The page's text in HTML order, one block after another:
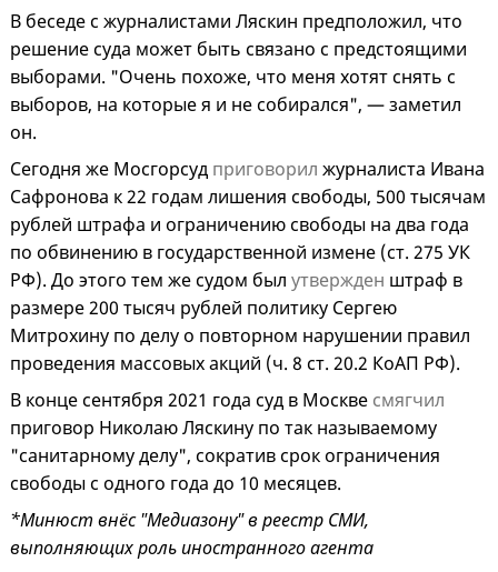
В беседе с журналистами Ляскин предположил, что
решение суда может быть связано с предстоящими
выборами. "Очень похоже, что меня хотят снять с
выборов, на которые я и не собирался", — заметил
он.
Сегодня же Мосгорсуд приговорил журналиста Ивана
Сафронова к 22 годам лишения свободы, 500 тысячам
рублей штрафа и ограничению свободы на два года
по обвинению в государственной измене (ст. 275 УК
РФ). До этого тем же судом был утвержден штраф в
размере 200 тысяч рублей политику Сергею
Митрохину по делу о повторном нарушении правил
проведения массовых акций (ч. 8 ст. 20.2 КоАП РФ).
В конце сентября 2021 года суд в Москве смягчил
приговор Николаю Ляскину по так называемому
"санитарному делу", сократив срок ограничения
свободы с одного года до 10 месяцев.
*Минюст внёс "Медиазону" в реестр СМИ,
выполняющих роль иностранного агента